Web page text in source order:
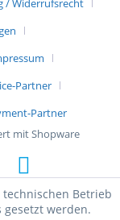
/ Widerrufsrecht
Partner
Partner
mit Shopware
Betrieb
werden.